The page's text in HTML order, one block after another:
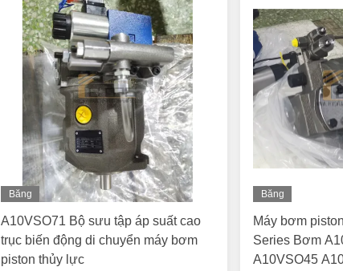
Băng
A10VSO71 Bộ sưu tập áp suất cao
trục biến động di chuyển máy bơm
piston thủy lực
Băng
Máy bơm
Series Bơm
A10VSO45